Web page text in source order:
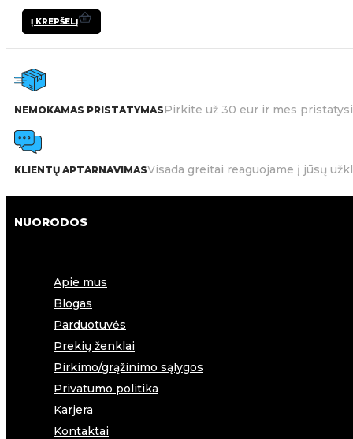
Į KREPŠELĮ
NEMOKAMAS PRISTATYMASPirkite už 30 eur ir mes
KLIENTŲ APTARNAVIMASVisada greitai reaguojame į jūsų
NUORODOS
Apie mus
Blogas
Parduotuvės
Prekių ženklai
Pirkimo/grąžinimo sąlygos
Privatumo politika
Karjera
Kontaktai